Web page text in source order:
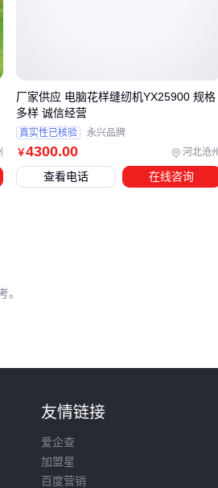
要这些：
更换专用
针，薄料适合DBx1针，
缝纫机针
效果
台板
能提升操作舒适度
匹配缝纫机电机
预留主机价格的15%-20%。💡
题源于穿线错误，参考说明书图示
修工具，包括：
部件）
延长设备寿命3-5年。🛠️
生产规模、材料类型和预算。工业用
￥4300.00 河北沧
厂家供应 电脑花样缝纫机YX25900 规格
多样 诚信经营
真实性已核验 永兴品牌
查看电话 在线咨询
。
友情链接
爱企查
加盟星
百度营销